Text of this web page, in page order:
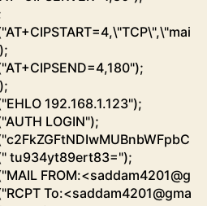
);
"AT+CIPSEND=4,180");
);
"EHLO 192.168.1.123");
"AUTH LOGIN");
" tu934yt89ert83=");
"MAIL
"RCPT